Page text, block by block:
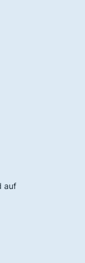
auf